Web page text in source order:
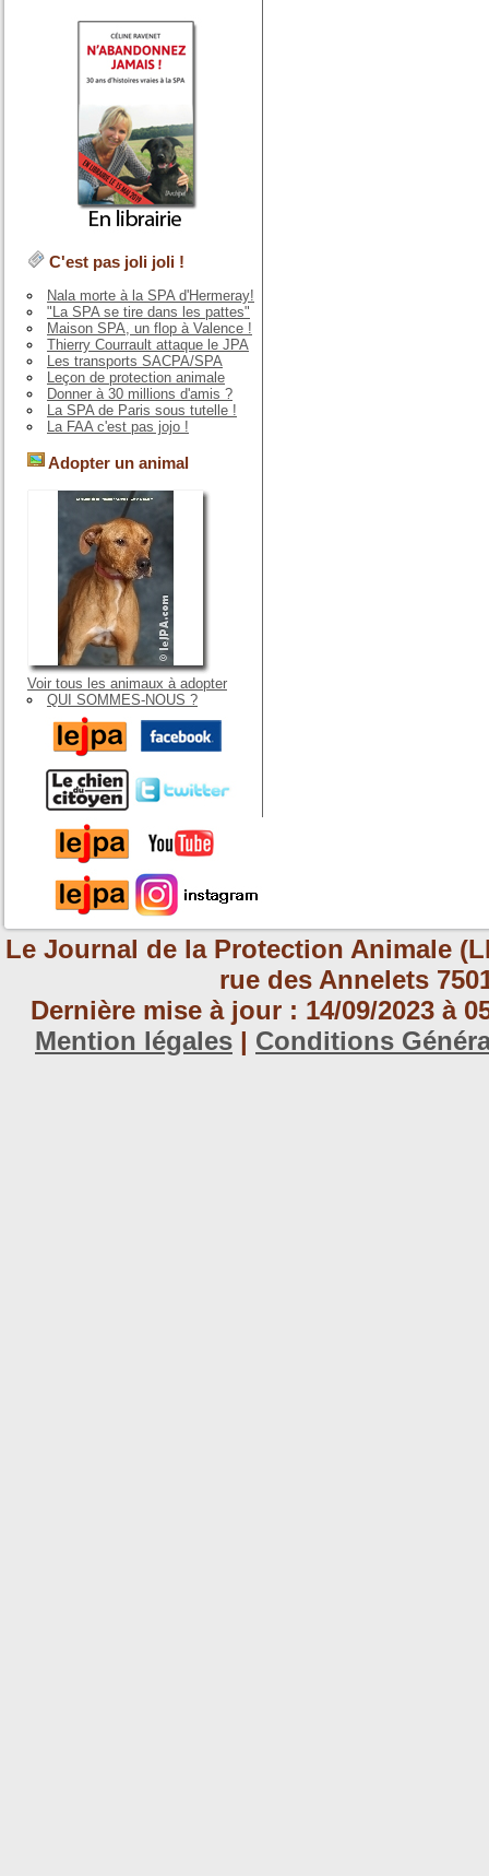
C'est pas joli joli !
Nala morte à la SPA d'Hermeray!
"La SPA se tire dans les pattes"
Maison SPA, un flop à Valence !
Thierry Courrault attaque le JPA
Les transports SACPA/SPA
Leçon de protection animale
Donner à 30 millions d'amis ?
La SPA de Paris sous tutelle !
La FAA c'est pas jojo !
Adopter un animal
Voir tous les animaux à adopter
QUI SOMMES-NOUS ?
Le Journal de la Protection Animale
rue des Annelets
Dernière mise à jour : 14/09/2023 à
Mention légales | Conditions